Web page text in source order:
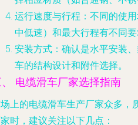
运行速度与行程 ：不同的使
中低速）和最大行程有不同
安装方式 ：确认是水平安装
车的结构设计和附件选择。
电缆滑车厂家选择指南
上的电缆滑车生产厂家众多，
时，建议关注以下几点：